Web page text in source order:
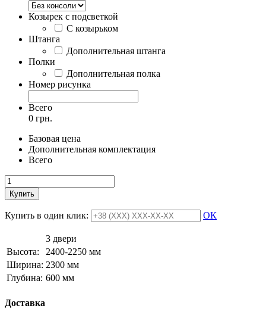
Козырек с подсветкой
С козырьком
Штанга
Дополнительная штанга
Полки
Дополнительная полка
Номер рисунка
Всего
0 грн.
Базовая цена
Дополнительная комплектация
Всего
Купить
Купить в один клик: ОК
3 двери
Высота:
2400-2250 мм
Ширина: 2300 мм
Глубина: 600 мм
Доставка